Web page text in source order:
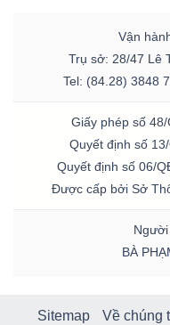
Vận
Trụ sở: 28/47 Lê
Tel: (84.28) 3848
Giấy phép số
Quyết định số
Quyết định số 06/
Được cấp bởi Sở
BÀ
Sitemap Về chúng